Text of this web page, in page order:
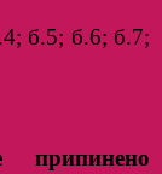
б.5; б.6; б.7;